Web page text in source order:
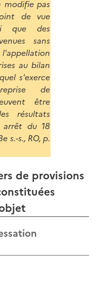
modifie pas
de vue
que des
sans
au bilan
s'exerce
de
être
résultats
arrêt du 18
s.-s., RO, p.
de provisions